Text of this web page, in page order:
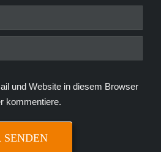
und Website in diesem Browser
kommentiere.